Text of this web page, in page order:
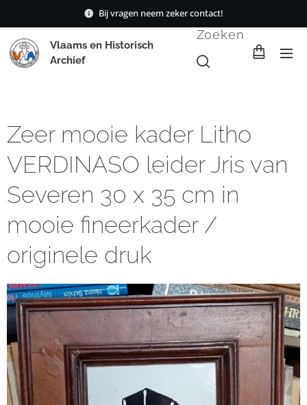
Bij vragen neem zeker contact!
Vlaams en Historisch
Archief
Zoeken
Zeer mooie kader Litho
VERDINASO leider Jris van
Severen 30 x 35 cm in
mooie fineerkader /
originele druk